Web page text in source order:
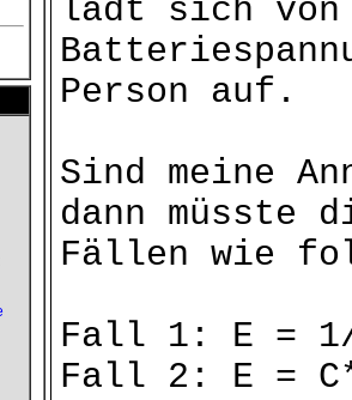
lädt sich
Person auf.
Sind meine
dann müsste
Fällen wie
Fall 1: E = 1/
Fall 2: E =